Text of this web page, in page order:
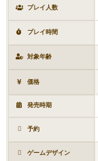
プレイ人数
プレイ時間
対象年齢
価格
発売時期
予約
ゲームデザイン